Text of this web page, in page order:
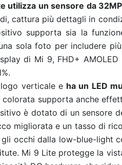
utilizza un sensore da 32MP
cattura più dettagli in
supporta sia la
sola foto per includere
di Mi 9, FHD+
verticale e ha un LED
supporta anche
è dotato di un sensore
migliorata e un tasso di
occhi dalla low-blue-light
Mi 9 Lite protegge la